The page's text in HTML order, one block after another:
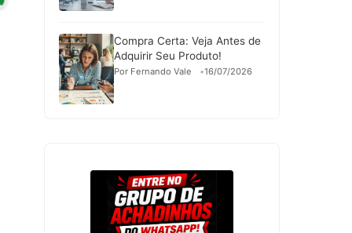
Compra Certa: Veja Antes de
Adquirir Seu Produto!
Por Fernando Vale 16/07/2026